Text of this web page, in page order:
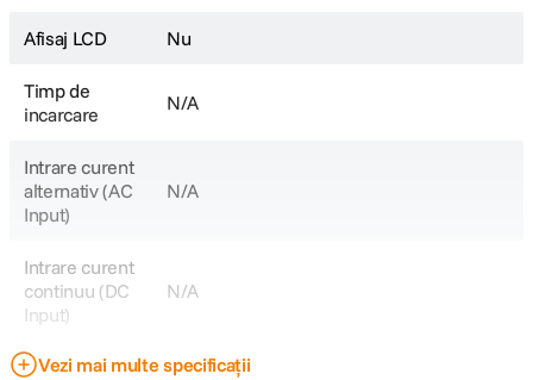
Afisaj LCD Nu
Timp de
incarcare
N/A
Intrare curent
alternativ (AC
Input)
N/A
Intrare curent
continuu (DC
Input)
N/A
Port USB Da
Vezi mai multe specificații